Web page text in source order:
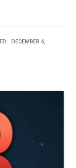
DECEMBER 4,